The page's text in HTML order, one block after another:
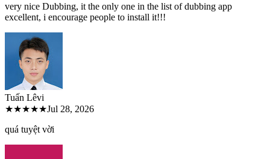
very nice Dubbing, it the only one in the list of dubbing app
excellent, i encourage people to install it!!!
Tuấn Lêvi
★★★★★Jul 28, 2026
quá tuyệt vời